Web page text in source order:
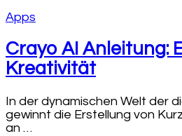
Apps
Crayo AI Anleitung:
Kreativität
In der dynamischen Welt der
gewinnt die Erstellung von
an …